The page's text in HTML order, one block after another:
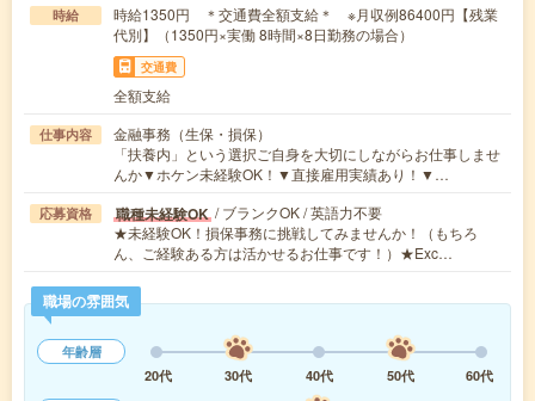
時給
時給1350円 ＊交通費全額支給＊ ※月収例86400円【残業
代別】（1350円×実働 8時間×8日勤務の場合）
交通費
全額支給
仕事内容
金融事務（生保・損保）
「扶養内」という選択ご自身を大切にしながらお仕事しませ
んか▼ホケン未経験OK！▼直接雇用実績あり！▼…
応募資格 職種未経験OK / ブランクOK / 英語力不要
★未経験OK！損保事務に挑戦してみませんか！（もちろ
ん、ご経験ある方は活かせるお仕事です！）★Exc…
職場の雰囲気
年齢層
20代
30代 40代 50代
60代